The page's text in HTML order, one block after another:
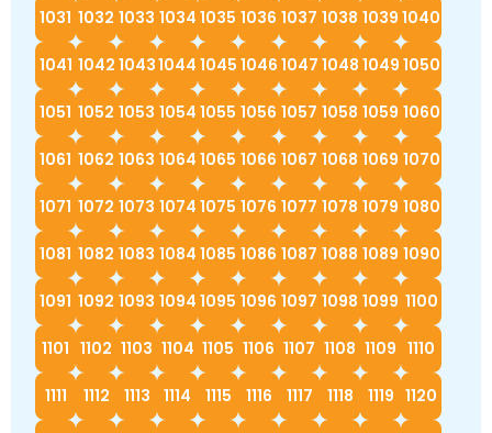
1031 1032 1033 1034 1035 1036 1037 1038 1039 1040
1041 1042 10431044 1045 1046 1047 1048 1049 1050
1051 1052 1053 1054 1055 1056 1057 1058 1059 1060
1061 1062 1063 1064 1065 1066 1067 1068 1069 1070
1071 1072 1073 1074 1075 1076 1077 1078 1079 1080
1081 1082 1083 1084 1085 1086 1087 1088 1089 1090
1091 1092 1093 1094 1095 1096 1097 1098 1099 1100
1101 1102 1103 1104 1105 1106 1107 1108 1109 1110
1111 1112 1113 1114 1115 1116 1117 1118 1119 1120